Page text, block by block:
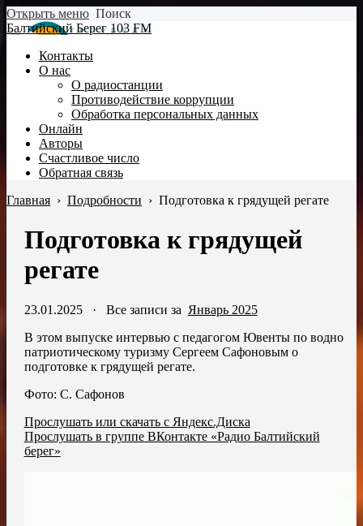
Открыть меню Поиск
Балтийский Берег 103 FM
Контакты
О нас
О радиостанции
Противодействие коррупции
Обработка персональных данных
Онлайн
Авторы
Счастливое число
Обратная связь
Главная › Подробности › Подготовка к грядущей регате
Подготовка к грядущей
регате
23.01.2025· Все записи за Январь 2025
В этом выпуске интервью с педагогом Ювенты по водно
патриотическому туризму Сергеем Сафоновым о
подготовке к грядущей регате.
Фото: С. Сафонов
Прослушать или скачать с Яндекс.Диска
Прослушать в группе ВКонтакте «Радио Балтийский
берег»